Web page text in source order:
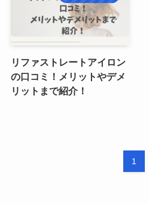
リファストレートアイロン
の口コミ！メリットやデメ
リットまで紹介！
1